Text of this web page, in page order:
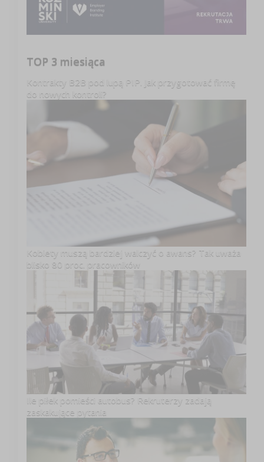
TOP 3 miesiąca
Kontrakty B2B pod lupą PIP. Jak przygotować firmę
do nowych kontroli?
Kobiety muszą bardziej walczyć o awans? Tak uważa
blisko 80 proc. pracowników
Ile piłek pomieści autobus? Rekruterzy zadają
zaskakujące pytania